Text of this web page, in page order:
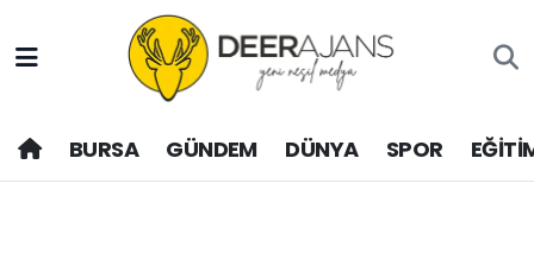
BURSA GÜNDEM DÜNYA SPOR
Hava Durumu
Trafik Durumu